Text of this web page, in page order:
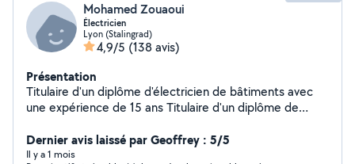
Mohamed Zouaoui
Électricien
Lyon (Stalingrad)
4,9/5 (138 avis)
Présentation
Titulaire d'un diplôme d'électricien de bâtiments avec
une expérience de 15 ans Titulaire d'un diplôme de
serrurier (Remplacement des poignées,des
serrures,cylindre ....ect) Devis,conseil et déplacement
Dernier avis laissé par Geoffrey : 5/5
Il y a 1 mois